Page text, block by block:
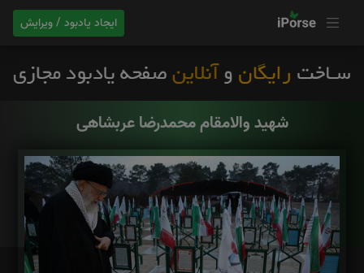
ایجاد یادبود / ویرایش
شهید والامقام محمدرضا عربشاهی